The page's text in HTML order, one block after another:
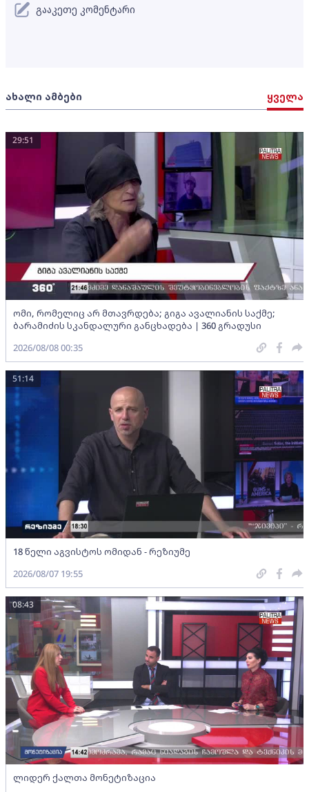
ახალი ამბები ყველა
ომი, რომელიც არ მთავრდება; გიგა ავალიანის საქმე;
ბარამიძის სკანდალური განცხადება | 360 გრადუსი
29:51
2026/08/08 00:35
18 წელი აგვისტოს ომიდან - რეზიუმე
51:14
2026/08/07 19:55
ლიდერ ქალთა მონეტიზაცია
08:43
გააკეთე კომენტარი